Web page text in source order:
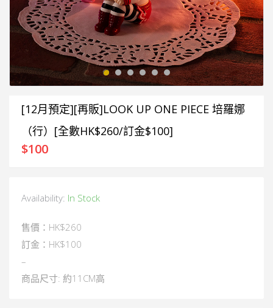
[12月預定][再販]LOOK UP ONE PIECE 培羅娜
（行）[全數HK$260/訂金$100]
$100
Availability: In Stock
售價：HK$260
訂金：HK$100
–
商品尺寸: 約11CM高